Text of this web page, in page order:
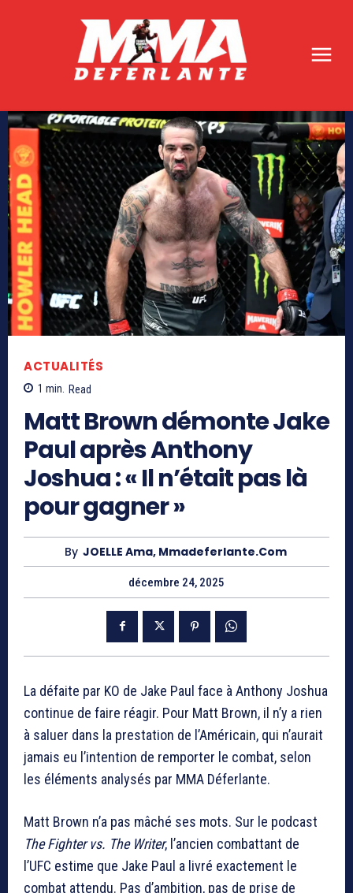
ACTUALITÉS
1 min. Read
Matt Brown démonte Jake
Paul après Anthony
Joshua : « Il n’était pas là
pour gagner »
By JOELLE Ama, Mmadeferlante.com
décembre 24, 2025
La défaite par KO de Jake Paul face à Anthony Joshua
continue de faire réagir. Pour Matt Brown, il n’y a rien
à saluer dans la prestation de l’Américain, qui n’aurait
jamais eu l’intention de remporter le combat, selon
les éléments analysés par MMA Déferlante.
Matt Brown n’a pas mâché ses mots. Sur le podcast
The Fighter vs. The Writer, l’ancien combattant de
l’UFC estime que Jake Paul a livré exactement le
combat attendu. Pas d’ambition, pas de prise de